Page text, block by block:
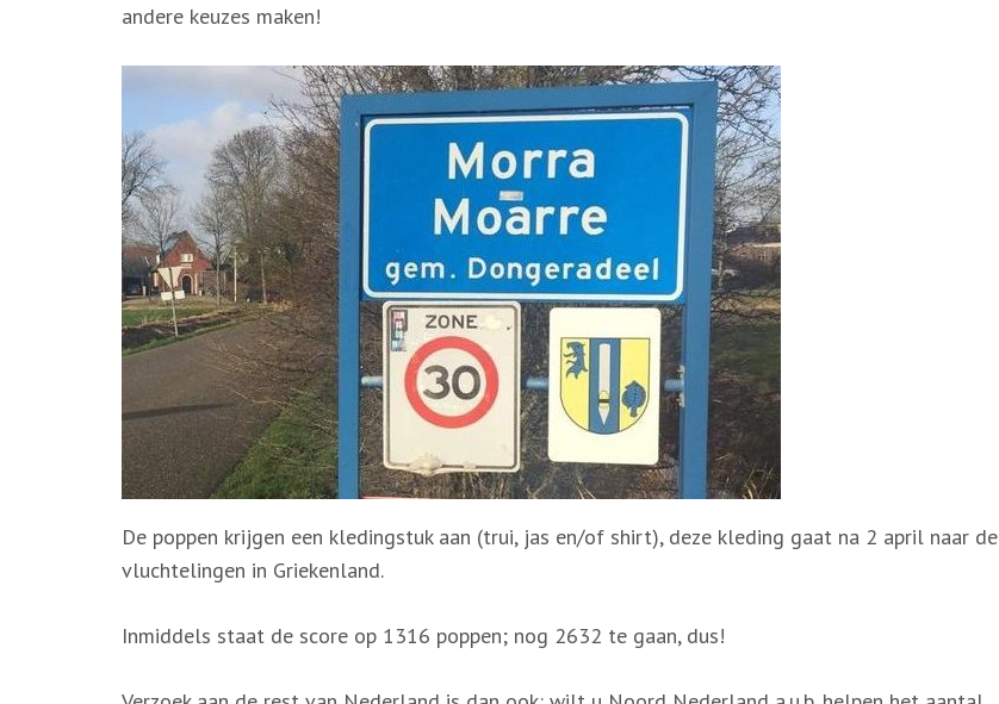
andere keuzes maken!
De poppen krijgen een kledingstuk aan (trui, jas en/of shirt), deze kleding gaat na 2 april naar de
vluchtelingen in Griekenland.
Inmiddels staat de score op 1316 poppen; nog 2632 te gaan, dus!